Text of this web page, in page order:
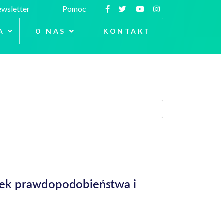
Pomoc
O NAS KONTAKT
prawdopodobieństwa i